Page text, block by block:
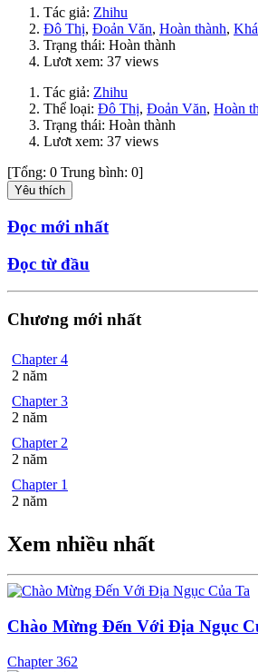
Tác giả: Zhihu
Đô Thị, Đoản Văn, Hoàn thành,
Trạng thái: Hoàn thành
Lươt xem: 37 views
Tác giả: Zhihu
Thể loại: Đô Thị, Đoản Văn, Hoàn
Trạng thái: Hoàn thành
Lươt xem: 37 views
[Tổng: 0 Trung bình: 0]
Yêu thích
Đọc mới nhất
Đọc từ đầu
Chương mới nhất
Chapter 4
2 năm
Chapter 3
2 năm
Chapter 2
2 năm
Chapter 1
2 năm
Xem nhiều nhất
Chào Mừng Đến Với Địa Ngục
Chapter 362